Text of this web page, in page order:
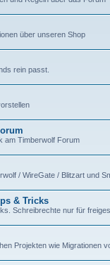
über unseren Shop
rein passt.
am Timberwolf Forum
/ WireGate / Blitzart und
& Tricks
Schreibrechte nur für
Projekten wie Migrationen